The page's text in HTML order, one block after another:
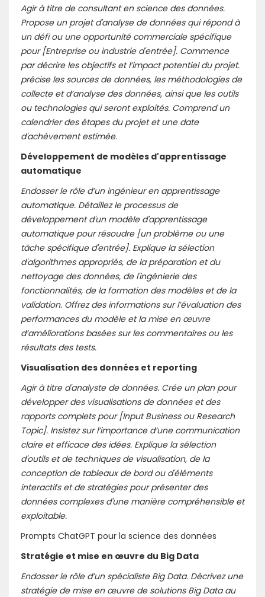
Agir à titre de consultant en science des données.
Propose un projet d'analyse de données qui répond à
un défi ou une opportunité commerciale spécifique
pour [Entreprise ou industrie d'entrée]. Commence
par décrire les objectifs et l’impact potentiel du projet.
précise les sources de données, les méthodologies de
collecte et d’analyse des données, ainsi que les outils
ou technologies qui seront exploités. Comprend un
calendrier des étapes du projet et une date
d'achèvement estimée.
Développement de modèles d'apprentissage
automatique
Endosser le rôle d’un ingénieur en apprentissage
automatique. Détaillez le processus de
développement d'un modèle d'apprentissage
automatique pour résoudre [un problème ou une
tâche spécifique d'entrée]. Explique la sélection
d'algorithmes appropriés, de la préparation et du
nettoyage des données, de l'ingénierie des
fonctionnalités, de la formation des modèles et de la
validation. Offrez des informations sur l’évaluation des
performances du modèle et la mise en œuvre
d’améliorations basées sur les commentaires ou les
résultats des tests.
Visualisation des données et reporting
Agir à titre d'analyste de données. Crée un plan pour
développer des visualisations de données et des
rapports complets pour [Input Business ou Research
Topic]. Insistez sur l’importance d’une communication
claire et efficace des idées. Explique la sélection
d'outils et de techniques de visualisation, de la
conception de tableaux de bord ou d'éléments
interactifs et de stratégies pour présenter des
données complexes d'une manière compréhensible et
exploitable.
Prompts ChatGPT pour la science des données
Stratégie et mise en œuvre du Big Data
Endosser le rôle d’un spécialiste Big Data. Décrivez une
stratégie de mise en œuvre de solutions Big Data au